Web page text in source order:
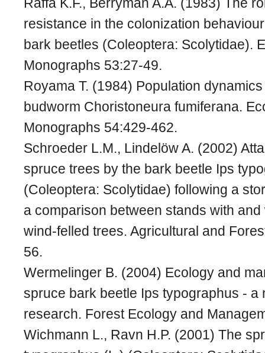
resistance in the colonization
bark beetles (Coleoptera: Scolytidae).
Monographs 53:27-49.
Royama T. (1984) Population
budworm Choristoneura fumiferana.
Monographs 54:429-462.
Schroeder L.M., Lindelöw A. (2002)
spruce trees by the bark beetle Ips
(Coleoptera: Scolytidae) following a
a comparison between stands with
wind-felled trees. Agricultural and
56.
Wermelinger B. (2004) Ecology and
spruce bark beetle Ips typographus - a
research. Forest Ecology and
Wichmann L., Ravn H.P. (2001) The